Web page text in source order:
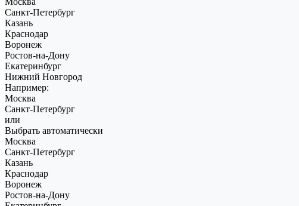
Санкт-Петербург
Казань
Краснодар
Воронеж
Ростов-на-Дону
Екатеринбург
Нижний Новгород
Например:
Москва
Санкт-Петербург
или
Выбрать автоматически
Москва
Санкт-Петербург
Казань
Краснодар
Воронеж
Ростов-на-Дону